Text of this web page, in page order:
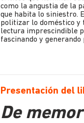
como la angustia de la
que habita lo siniestro.
politizar lo doméstico y
lectura imprescindible
fascinando y generando
Presentación del
De